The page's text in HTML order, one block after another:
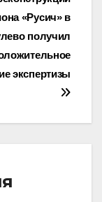
«Русич» в
получил
экспертизы